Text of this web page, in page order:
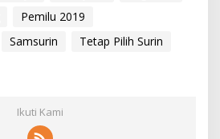
Pemilu 2019
Samsurin
Tetap Pilih Surin
Ikuti Kami